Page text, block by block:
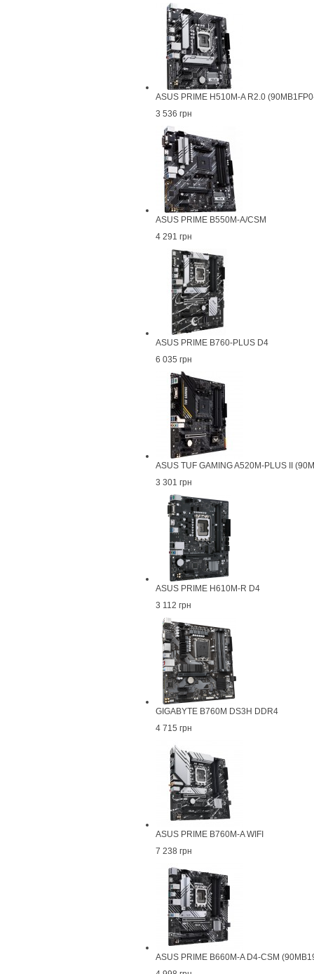
ASUS PRIME H510M-A R2.0
3 536 грн
ASUS PRIME B550M-A/CSM
4 291 грн
ASUS PRIME B760-PLUS D4
6 035 грн
ASUS TUF GAMING A520M-PLUS II
3 301 грн
ASUS PRIME H610M-R D4
3 112 грн
GIGABYTE B760M DS3H DDR4
4 715 грн
ASUS PRIME B760M-A WIFI
7 238 грн
ASUS PRIME B660M-A D4-CSM